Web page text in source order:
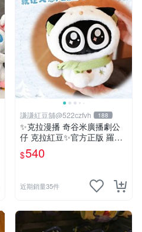
謙謙紅豆舖@522czfvh 188
✨克拉漫播 奇谷米廣播劇公
仔 克拉紅豆✨官方正版 羅小
黑戰記暖暖雪人毛絨包
$540
近期銷量35件